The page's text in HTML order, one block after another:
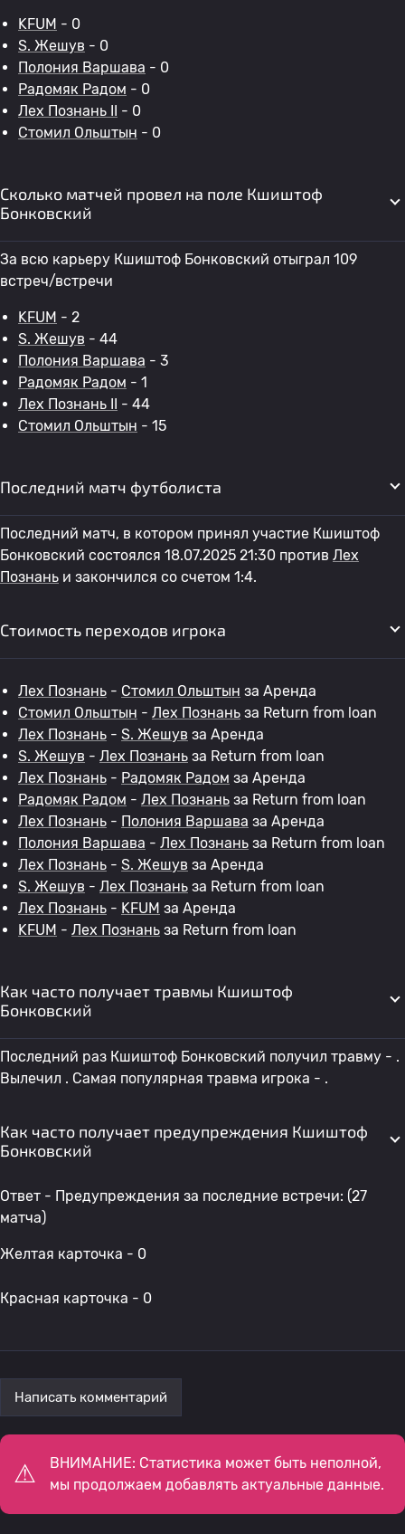
KFUM - 0
S. Жешув - 0
Полония Варшава - 0
Радомяк Радом - 0
Лех Познань II - 0
Стомил Ольштын - 0
Сколько матчей провел на поле Кшиштоф
Бонковский
За всю карьеру Кшиштоф Бонковский отыграл 109
встреч/встречи
KFUM - 2
S. Жешув - 44
Полония Варшава - 3
Радомяк Радом - 1
Лех Познань II - 44
Стомил Ольштын - 15
Последний матч футболиста
Последний матч, в котором принял участие Кшиштоф
Бонковский состоялся 18.07.2025 21:30 против Лех
Познань и закончился со счетом 1:4.
Стоимость переходов игрока
Лех Познань - Стомил Ольштын за Аренда
Стомил Ольштын - Лех Познань за Return from loan
Лех Познань - S. Жешув за Аренда
S. Жешув - Лех Познань за Return from loan
Лех Познань - Радомяк Радом за Аренда
Радомяк Радом - Лех Познань за Return from loan
Лех Познань - Полония Варшава за Аренда
Полония Варшава - Лех Познань за Return from loan
Лех Познань - S. Жешув за Аренда
S. Жешув - Лех Познань за Return from loan
Лех Познань - KFUM за Аренда
KFUM - Лех Познань за Return from loan
Как часто получает травмы Кшиштоф
Бонковский
Последний раз Кшиштоф Бонковский получил травму - .
Вылечил . Самая популярная травма игрока - .
Как часто получает предупреждения Кшиштоф
Бонковский
Ответ - Предупреждения за последние встречи: (27
матча)
Желтая карточка - 0
Красная карточка - 0
Написать комментарий
ВНИМАНИЕ: Статистика может быть неполной,
мы продолжаем добавлять актуальные данные.